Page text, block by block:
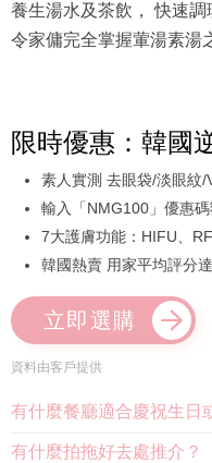
養生湯水及茶飲， 快速調
令家傭完全掌握葷湯素湯
限時優惠：韓國
素人實測 去眼袋/淡眼紋/
輸入「NMG100」優惠
7大護膚功能：HIFU、
韓國熱賣 用家平均評分
立即選購
資料由客戶提供
有什麼餐廳適合慶祝生日
有什麼拍拖好去處推介？